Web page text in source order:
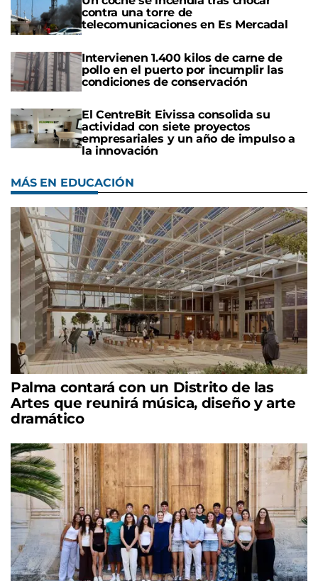
contra una torre de
telecomunicaciones en Es Mercadal
Intervienen 1.400 kilos de carne de
pollo en el puerto por incumplir las
condiciones de conservación
El CentreBit Eivissa consolida su
actividad con siete proyectos
empresariales y un año de impulso a
la innovación
MÁS EN EDUCACIÓN
Palma contará con un Distrito de las
Artes que reunirá música, diseño y arte
dramático